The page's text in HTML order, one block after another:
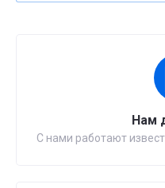
Нам
С нами работают